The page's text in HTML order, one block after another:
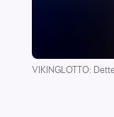
VIKINGLOTTO: